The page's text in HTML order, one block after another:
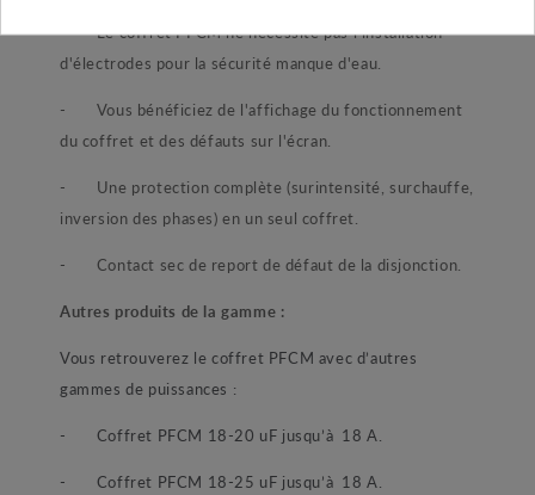
- Le coffret PFCM ne nécessite pas l'installation
d'électrodes pour la sécurité manque d'eau.
- Vous bénéficiez de l'affichage du fonctionnement
du coffret et des défauts sur l'écran.
- Une protection complète (surintensité, surchauffe,
inversion des phases) en un seul coffret.
- Contact sec de report de défaut de la disjonction.
Autres produits de la gamme :
Vous retrouverez le coffret PFCM avec d’autres
gammes de puissances :
- Coffret PFCM 18-20 uF jusqu’à 18 A.
- Coffret PFCM 18-25 uF jusqu’à 18 A.